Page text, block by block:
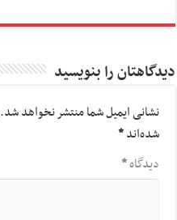
دیدگاهتان را بنویسید
نشانی ایمیل شما منتشر نخواهد شد.
شده‌اند*
دیدگاه*